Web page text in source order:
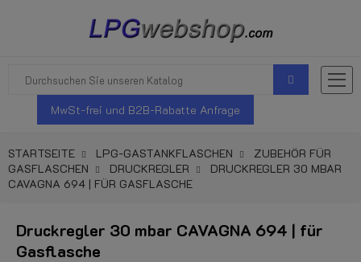
MwSt-frei und B2B-Rabatte Anfrage
STARTSEITE LPG-GASTANKFLASCHEN
ZUBEHÖR FÜR
GASFLASCHEN
DRUCKREGLER
DRUCKREGLER 30 MBAR
CAVAGNA 694 | FÜR GASFLASCHE
Druckregler 30 mbar CAVAGNA 694 | für
Gasflasche